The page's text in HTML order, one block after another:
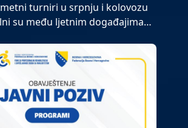
turniri u srpnju i kolovozu
su među ljetnim događajima…